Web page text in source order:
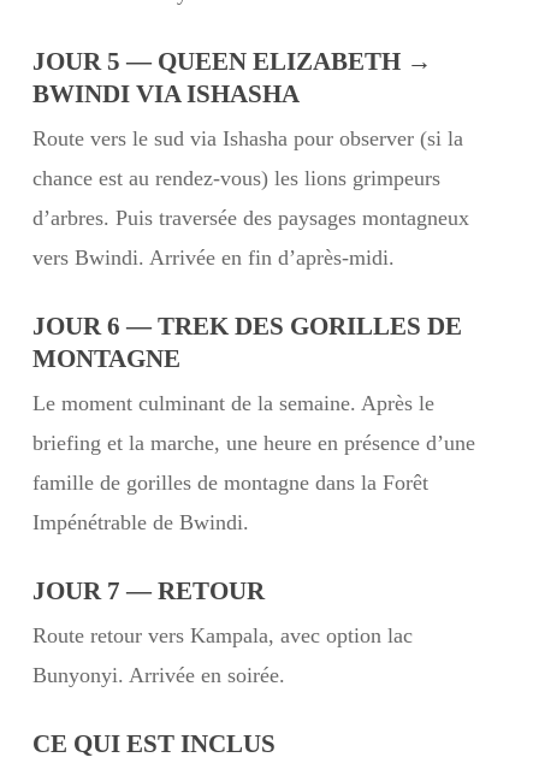
JOUR 5 — QUEEN ELIZABETH →
BWINDI VIA ISHASHA
Route vers le sud via Ishasha pour observer (si la
chance est au rendez-vous) les lions grimpeurs
d’arbres. Puis traversée des paysages montagneux
vers Bwindi. Arrivée en fin d’après-midi.
JOUR 6 — TREK DES GORILLES DE
MONTAGNE
Le moment culminant de la semaine. Après le
briefing et la marche, une heure en présence d’une
famille de gorilles de montagne dans la Forêt
Impénétrable de Bwindi.
JOUR 7 — RETOUR
Route retour vers Kampala, avec option lac
Bunyonyi. Arrivée en soirée.
CE QUI EST INCLUS